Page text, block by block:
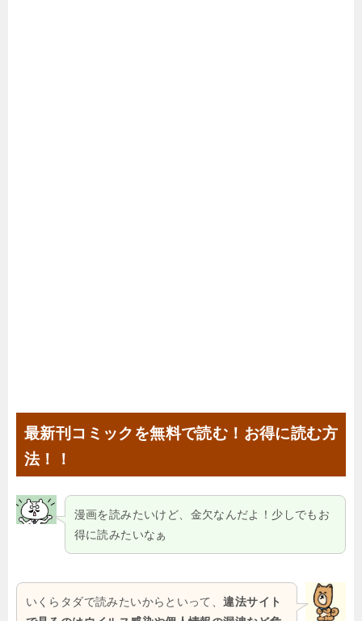
最新刊コミックを無料で読む！お得に読む方
法！！
漫画を読みたいけど、金欠なんだよ！少しでもお
得に読みたいなぁ
いくらタダで読みたいからといって、違法サイト